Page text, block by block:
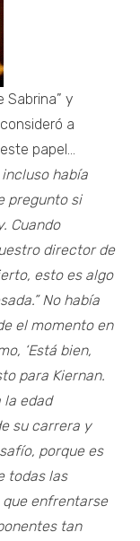
Sabrina” y
a
papel...
incluso había
pregunto si
Cuando
director de
esto es algo
No había
el momento en
‘Está bien,
para Kiernan.
la edad
su carrera y
porque es
todas las
enfrentarse
tan